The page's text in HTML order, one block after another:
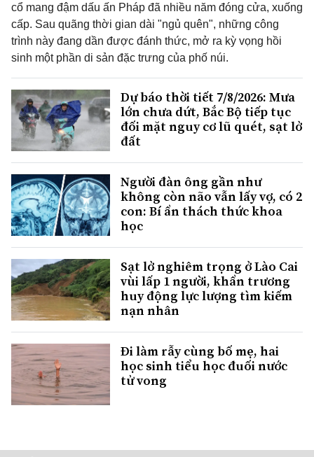
cổ mang đậm dấu ấn Pháp đã nhiều năm đóng cửa, xuống
cấp. Sau quãng thời gian dài "ngủ quên", những công
trình này đang dần được đánh thức, mở ra kỳ vọng hồi
sinh một phần di sản đặc trưng của phố núi.
Dự báo thời tiết 7/8/2026: Mưa
lớn chưa dứt, Bắc Bộ tiếp tục
đối mặt nguy cơ lũ quét, sạt lở
đất
Người đàn ông gần như
không còn não vẫn lấy vợ, có 2
con: Bí ẩn thách thức khoa
học
Sạt lở nghiêm trọng ở Lào Cai
vùi lấp 1 người, khẩn trương
huy động lực lượng tìm kiếm
nạn nhân
Đi làm rẫy cùng bố mẹ, hai
học sinh tiểu học đuối nước
tử vong